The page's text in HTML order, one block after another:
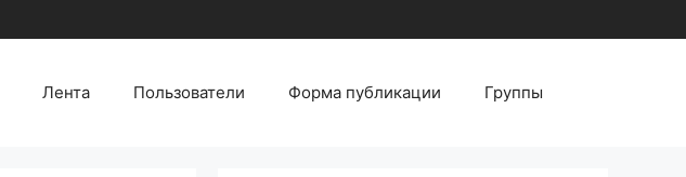
Лента Пользователи Форма публикации Группы